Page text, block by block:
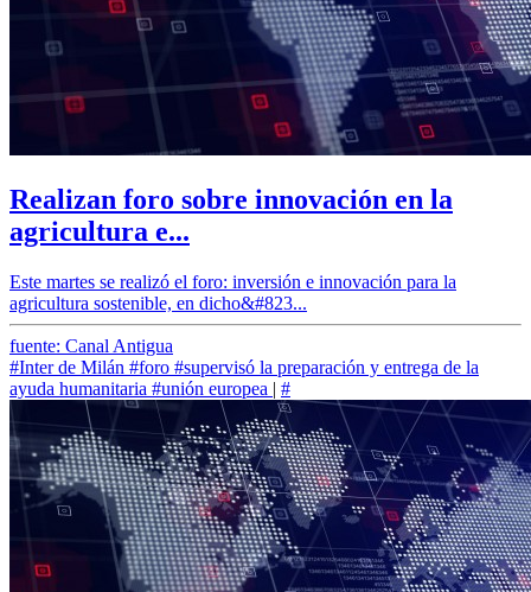
Realizan foro sobre innovación en la
agricultura e...
Este martes se realizó el foro: inversión e innovación para la
agricultura sostenible, en dicho&#823...
fuente: Canal Antigua
#Inter de Milán #foro #supervisó la preparación y entrega de la
ayuda humanitaria #unión europea | #